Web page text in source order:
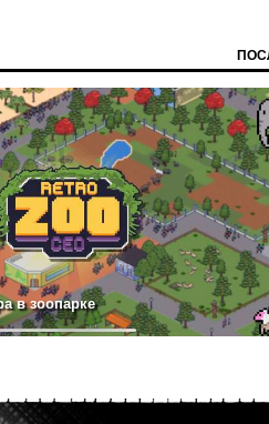
в зоопарке